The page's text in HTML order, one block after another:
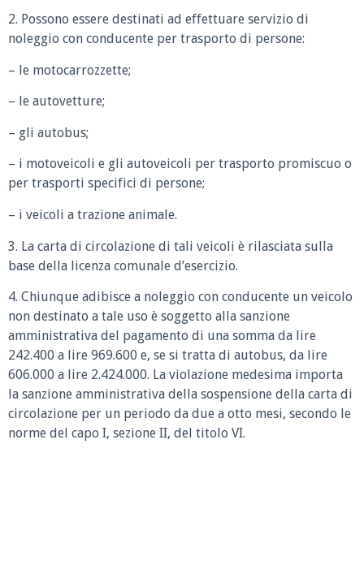
2. Possono essere destinati ad effettuare servizio di
noleggio con conducente per trasporto di persone:
– le motocarrozzette;
– le autovetture;
– gli autobus;
– i motoveicoli e gli autoveicoli per trasporto promiscuo o
per trasporti specifici di persone;
– i veicoli a trazione animale.
3. La carta di circolazione di tali veicoli è rilasciata sulla
base della licenza comunale d’esercizio.
4. Chiunque adibisce a noleggio con conducente un veicolo
non destinato a tale uso è soggetto alla sanzione
amministrativa del pagamento di una somma da lire
242.400 a lire 969.600 e, se si tratta di autobus, da lire
606.000 a lire 2.424.000. La violazione medesima importa
la sanzione amministrativa della sospensione della carta di
circolazione per un periodo da due a otto mesi, secondo le
norme del capo I, sezione II, del titolo VI.